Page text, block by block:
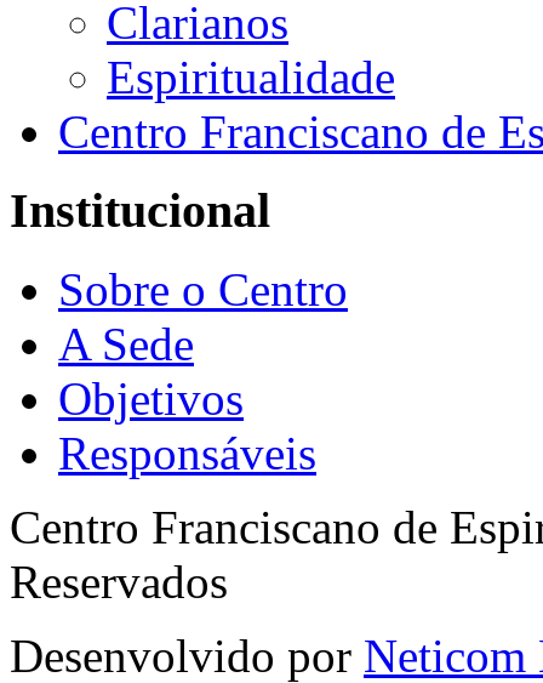
Clarianos
Espiritualidade
Centro Franciscano de
Institucional
Sobre o Centro
A Sede
Objetivos
Responsáveis
Centro Franciscano de
Reservados
Desenvolvido por Neticom